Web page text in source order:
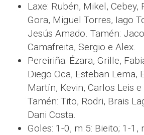
Laxe: Rubén, Mikel,
Gora, Miguel Torres, Iago
Jesús Amado. Tamén:
Camafreita, Sergio e Alex.
Pereiriña: Ézara, Grille,
Diego Oca, Esteban Lema,
Martín, Kevin, Carlos Leis
Tamén: Tito, Rodri, Brais
Dani Costa.
Goles: 1-0, m.5: Bieito; 1-1,